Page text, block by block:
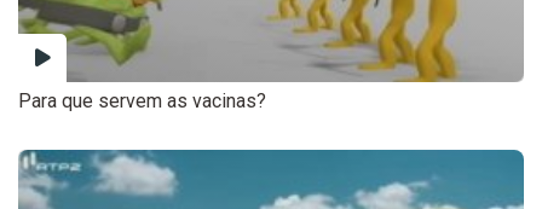
Para que servem as vacinas?